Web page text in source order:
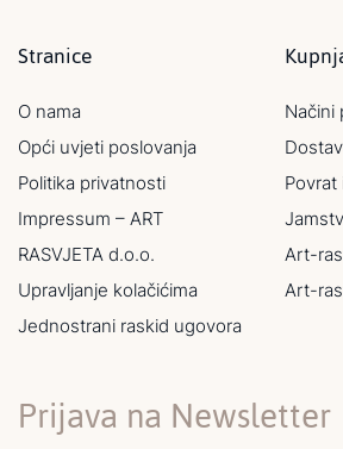
Stranice
O nama
Opći uvjeti poslovanja
Politika privatnosti
Impressum – ART
RASVJETA d.o.o.
Upravljanje kolačićima
Jednostrani raskid ugovora
Načini
Povrat
Art-
Art-
Prijava na Newsletter